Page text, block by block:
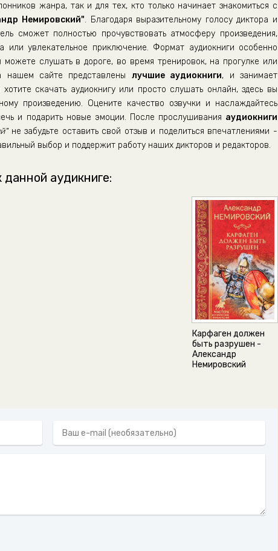
жанра, так и для тех, кто только начинает знакомиться с
Немировский". Благодаря выразительному голосу диктора и
сможет полностью прочувствовать атмосферу произведения,
или увлекательное приключение. Формат аудиокниги особенно
слушать в дороге, во время тренировок, на прогулке или
сайте представлены лучшие аудиокниги, и занимает
скачать аудиокнигу или просто слушать онлайн, здесь вы
произведению. Оцените качество озвучки и наслаждайтесь
и подарить новые эмоции. После прослушивания аудиокниги
не забудьте оставить свой отзыв и поделиться впечатлениями -
выбор и поддержит работу наших дикторов и редакторов.
аудикниге:
Карфаген должен
быть разрушен -
Александр
Немировский